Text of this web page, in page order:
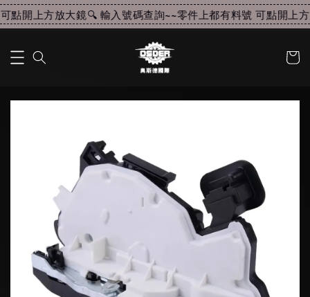
點開上方放大鏡🔍 輸入號碼查詢~~零件上都有料號 可點開上方